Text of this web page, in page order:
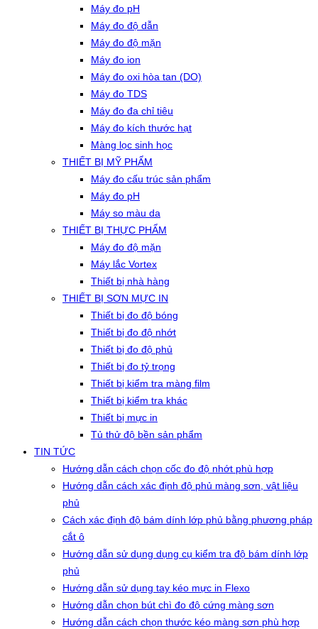
Máy đo pH
Máy đo độ dẫn
Máy đo độ mặn
Máy đo ion
Máy đo oxi hòa tan (DO)
Máy đo TDS
Máy đo đa chỉ tiêu
Máy đo kích thước hạt
Màng lọc sinh học
THIẾT BỊ MỸ PHẨM
Máy đo cấu trúc sản phẩm
Máy đo pH
Máy so màu da
THIẾT BỊ THỰC PHẨM
Máy đo độ mặn
Máy lắc Vortex
Thiết bị nhà hàng
THIẾT BỊ SƠN MỰC IN
Thiết bị đo độ bóng
Thiết bị đo độ nhớt
Thiết bị đo độ phủ
Thiết bị đo tỷ trọng
Thiết bị kiểm tra màng film
Thiết bị kiểm tra khác
Thiết bị mực in
Tủ thử độ bền sản phẩm
TIN TỨC
Hướng dẫn cách chọn cốc đo độ nhớt phù hợp
Hướng dẫn cách xác định độ phủ màng sơn, vật liệu
phủ
Cách xác định độ bám dính lớp phủ bằng phương pháp
cắt ô
Hướng dẫn sử dụng dụng cụ kiểm tra độ bám dính lớp
phủ
Hướng dẫn sử dụng tay kéo mực in Flexo
Hướng dẫn chọn bút chì đo độ cứng màng sơn
Hướng dẫn cách chọn thước kéo màng sơn phù hợp